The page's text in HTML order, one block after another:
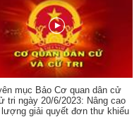
mục Bảo Cơ quan dân cử
tri ngày 20/6/2023: Nâng cao
giải quyết đơn thư khiếu